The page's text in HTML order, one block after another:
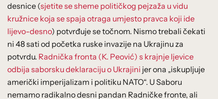
desnice (sjetite se sheme političkog pejzaža u vidu
kružnice koja se spaja otraga umjesto pravca koji ide
lijevo-desno) potvrđuje se točnom. Nismo trebali čekati
ni 48 sati od početka ruske invazije na Ukrajinu za
potvrdu. Radnička fronta (K. Peović) s krajnje ljevice
odbija saborsku deklaraciju o Ukrajini jer ona „iskupljuje
američki imperijalizam i politiku NATO“. U Saboru
nemamo radikalno desni pandan Radničke fronte, ali